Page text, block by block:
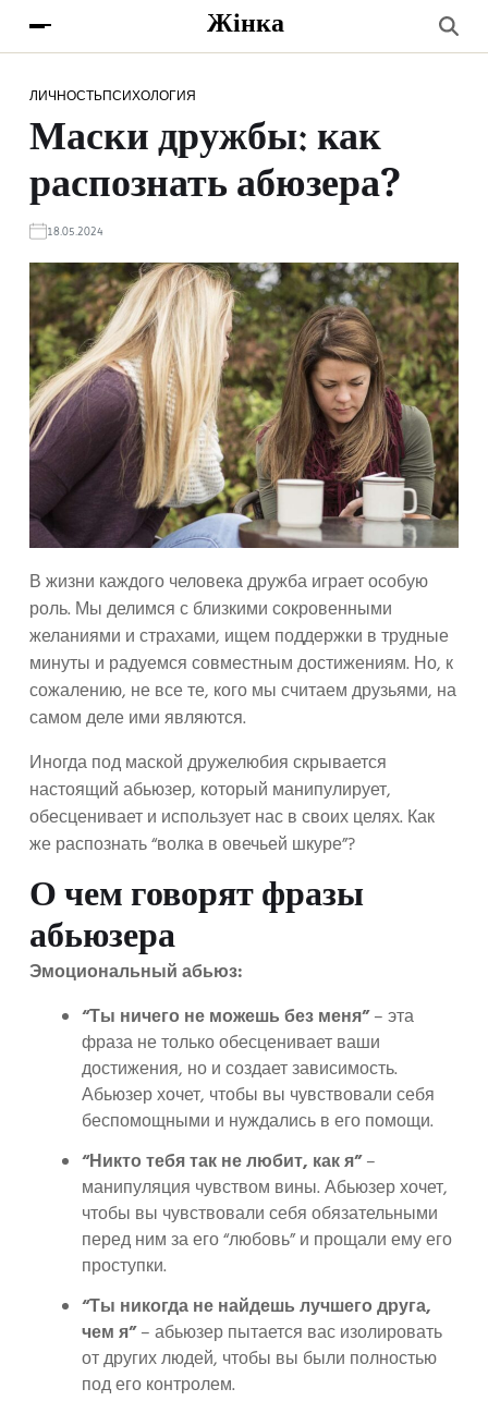
Жінка
ЛИЧНОСТЬПСИХОЛОГИЯ
Маски дружбы: как
распознать абюзера?
18.05.2024
В жизни каждого человека дружба играет особую
роль. Мы делимся с близкими сокровенными
желаниями и страхами, ищем поддержки в трудные
минуты и радуемся совместным достижениям. Но, к
сожалению, не все те, кого мы считаем друзьями, на
самом деле ими являются.
Иногда под маской дружелюбия скрывается
настоящий абьюзер, который манипулирует,
обесценивает и использует нас в своих целях. Как
же распознать “волка в овечьей шкуре”?
О чем говорят фразы
абьюзера
Эмоциональный абьюз:
“Ты ничего не можешь без меня”– эта
фраза не только обесценивает ваши
достижения, но и создает зависимость.
Абьюзер хочет, чтобы вы чувствовали себя
беспомощными и нуждались в его помощи.
“Никто тебя так не любит, как я”–
манипуляция чувством вины. Абьюзер хочет,
чтобы вы чувствовали себя обязательными
перед ним за его “любовь” и прощали ему его
проступки.
“Ты никогда не найдешь лучшего друга,
чем я”– абьюзер пытается вас изолировать
от других людей, чтобы вы были полностью
под его контролем.